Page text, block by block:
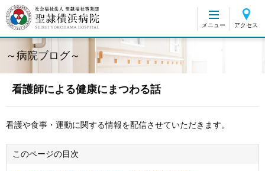
ロ
ナ
シ
ョ
文
ー
ビ
ョ
ン
ッ
メニュー アクセス
～病院ブログ～
看護師による健康にまつわる話
看護や食事・運動に関する情報を配信させていただきます。
このページの目次